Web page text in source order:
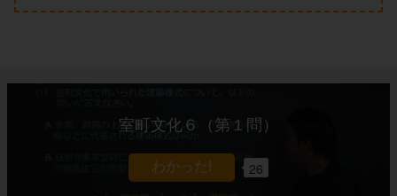
室町文化６（第１問）
26